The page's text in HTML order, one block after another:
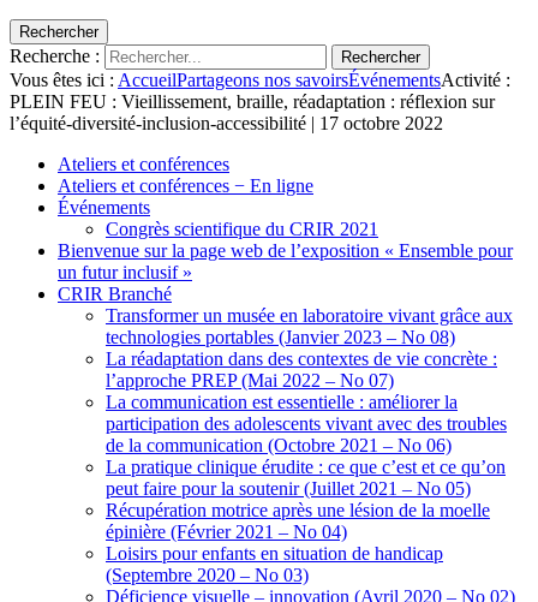
Rechercher
Recherche : Rechercher
Vous êtes ici : AccueilPartageons nos savoirsÉvénementsActivité :
PLEIN FEU : Vieillissement, braille, réadaptation : réflexion sur
l’équité-diversité-inclusion-accessibilité | 17 octobre 2022
Ateliers et conférences
Ateliers et conférences − En ligne
Événements
Congrès scientifique du CRIR 2021
Bienvenue sur la page web de l’exposition « Ensemble pour
un futur inclusif »
CRIR Branché
Transformer un musée en laboratoire vivant grâce aux
technologies portables (Janvier 2023 – No 08)
La réadaptation dans des contextes de vie concrète :
l’approche PREP (Mai 2022 – No 07)
La communication est essentielle : améliorer la
participation des adolescents vivant avec des troubles
de la communication (Octobre 2021 – No 06)
La pratique clinique érudite : ce que c’est et ce qu’on
peut faire pour la soutenir (Juillet 2021 – No 05)
Récupération motrice après une lésion de la moelle
épinière (Février 2021 – No 04)
Loisirs pour enfants en situation de handicap
(Septembre 2020 – No 03)
Déficience visuelle – innovation (Avril 2020 – No 02)